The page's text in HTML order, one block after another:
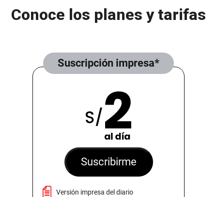
Conoce los planes y tarifas
Suscripción impresa*
Suscribirme
Versión impresa del diario